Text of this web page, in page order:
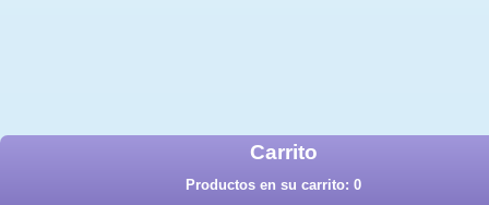
Carrito
Productos en su carrito: 0